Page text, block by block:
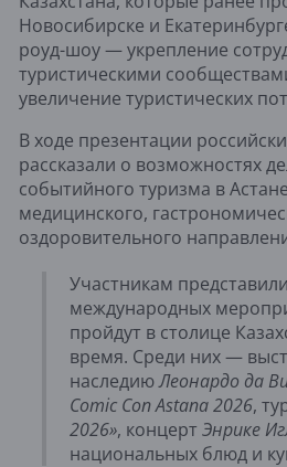
Новосибирске и
роуд-шоу — укрепление
туристическими
увеличение туристических
В ходе презентации
рассказали о возможностях
событийного туризма в
медицинского,
оздоровительного
Участникам
международных
пройдут в столице
время. Среди них —
наследиюЛеонардо да
Comic Con Astana 2026,
2026», концерт Энрике
национальных блюд и